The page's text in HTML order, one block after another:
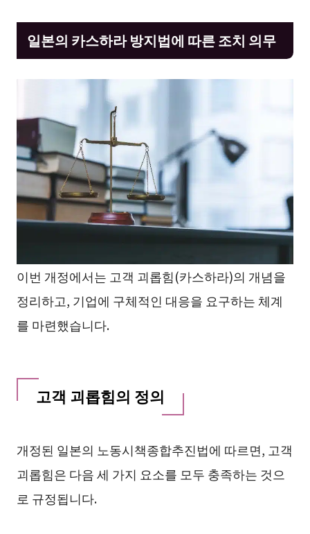
일본의 카스하라 방지법에 따른 조치 의무
이번 개정에서는 고객 괴롭힘(카스하라)의 개념을
정리하고, 기업에 구체적인 대응을 요구하는 체계
를 마련했습니다.
고객 괴롭힘의 정의
개정된 일본의 노동시책종합추진법에 따르면, 고객
괴롭힘은 다음 세 가지 요소를 모두 충족하는 것으
로 규정됩니다.